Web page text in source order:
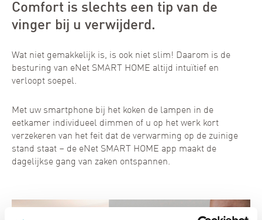
Comfort is slechts een tip van de
vinger bij u verwijderd.
Wat niet gemakkelijk is, is ook niet slim! Daarom is de
besturing van eNet SMART HOME altijd intuïtief en
verloopt soepel.
Met uw smartphone bij het koken de lampen in de
eetkamer individueel dimmen of u op het werk kort
verzekeren van het feit dat de verwarming op de zuinige
stand staat – de eNet SMART HOME app maakt de
dagelijkse gang van zaken ontspannen.